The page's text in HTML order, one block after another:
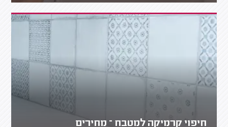
חיפוי קרמיקה למטבח – מחירים